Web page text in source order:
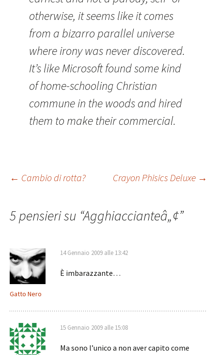
otherwise, it seems like it comes
from a bizarro parallel universe
where irony was never discovered.
It’s like Microsoft found some kind
of home-schooling Christian
commune in the woods and hired
them to make their commercial.
Navigazione
articolo
← Cambio di rotta? Crayon Phisics Deluxe →
5 pensieri su “Agghiaccianteâ„¢”
Gatto Nero
14 Gennaio 2009 alle 13:42
È imbarazzante…
15 Gennaio 2009 alle 15:08
Ma sono l’unico a non aver capito come